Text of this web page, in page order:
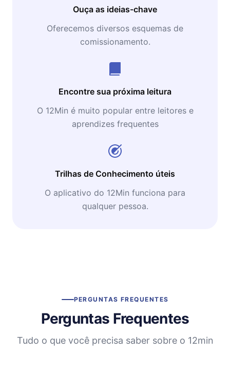
Ouça as ideias-chave
Oferecemos diversos esquemas de
comissionamento.
Encontre sua próxima leitura
O 12Min é muito popular entre leitores e
aprendizes frequentes
Trilhas de Conhecimento úteis
O aplicativo do 12Min funciona para
qualquer pessoa.
PERGUNTAS FREQUENTES
Perguntas Frequentes
Tudo o que você precisa saber sobre o 12min